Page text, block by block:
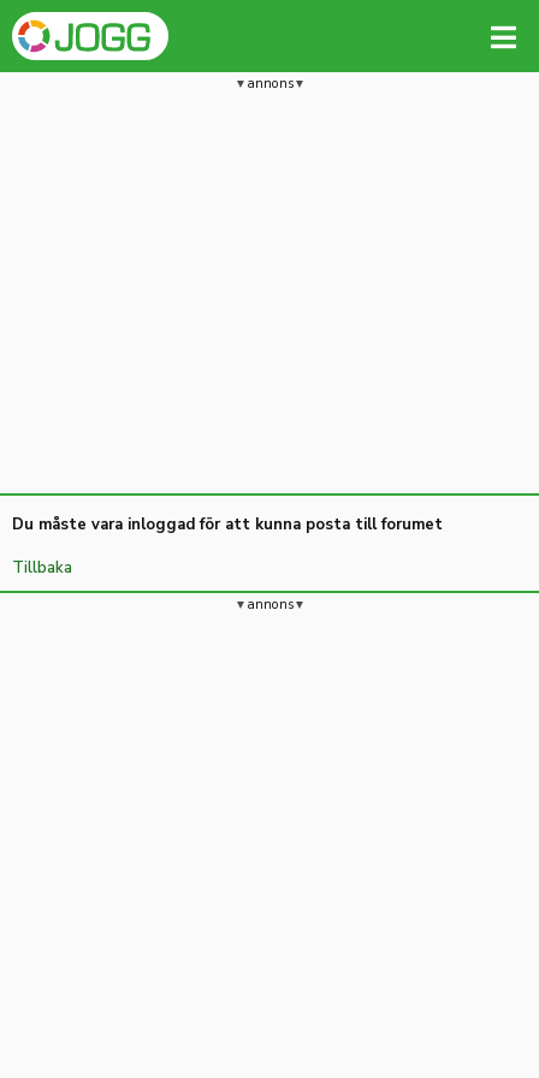
annons
Du måste vara inloggad för att kunna posta till forumet
Tillbaka
annons